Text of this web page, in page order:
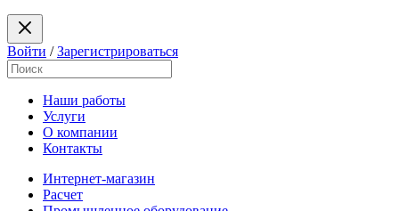
Войти /Зарегистрироваться
Наши работы
Услуги
О компании
Контакты
Интернет-магазин
Расчет